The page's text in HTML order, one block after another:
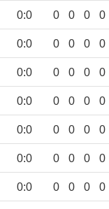
0:0 0 0 0 0
0:0 0 0 0 0
0:0 0 0 0 0
0:0 0 0 0 0
0:0 0 0 0 0
0:0 0 0 0 0
0:0 0 0 0 0